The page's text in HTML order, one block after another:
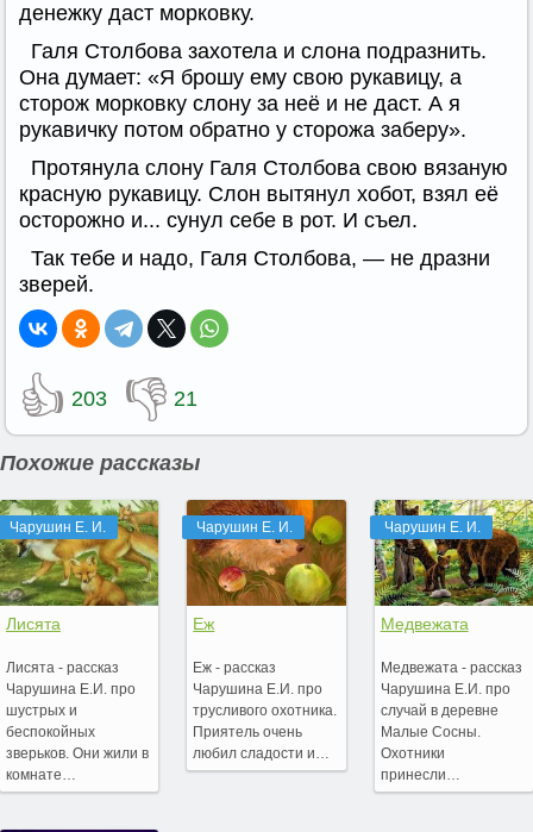
денежку даст морковку.
Галя Столбова захотела и слона подразнить.
Она думает: «Я брошу ему свою рукавицу, а
сторож морковку слону за неё и не даст. А я
рукавичку потом обратно у сторожа заберу».
Протянула слону Галя Столбова свою вязаную
красную рукавицу. Слон вытянул хобот, взял её
осторожно и... сунул себе в рот. И съел.
Так тебе и надо, Галя Столбова, — не дразни
зверей.
👍 203 👎 21
Похожие рассказы
Чарушин Е. И.
Лисята
Лисята - рассказ
Чарушина Е.И. про
шустрых и
беспокойных
зверьков. Они жили в
комнате…
Чарушин Е. И.
Еж
Еж - рассказ
Чарушина Е.И. про
трусливого охотника.
Приятель очень
любил сладости и…
Чарушин Е. И.
Медвежата
Медвежата - рассказ
Чарушина Е.И. про
случай в деревне
Малые Сосны.
Охотники
принесли…